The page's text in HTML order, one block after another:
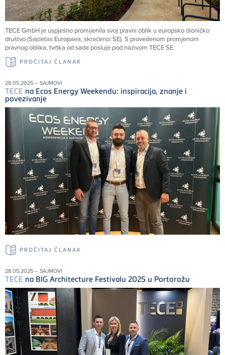
TECEGmbH je uspješno promijenila svoj pravni oblik u europsko dioničko
društvo (Societas Europaea, skraćeno: SE). S provedenom promjenom
pravnog oblika, tvrtka od sada posluje pod nazivom TECESE.
PROČITAJ ČLANAK
28.05.2025 – SAJMOVI
TECE na Ecos Energy Weekendu: inspiracija, znanje i
povezivanje
PROČITAJ ČLANAK
28.05.2025 – SAJMOVI
TECE na BIG Architecture Festivalu 2025 u Portorožu